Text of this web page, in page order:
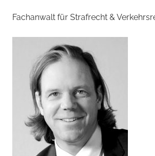
Fachanwalt für Strafrecht &